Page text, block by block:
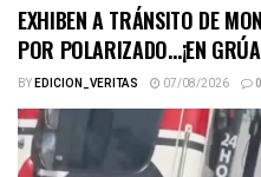
EXHIBEN A TRÁNSITO DE
POR POLARIZADO…¡EN
BYEDICION_VERITAS 07/08/2026 0